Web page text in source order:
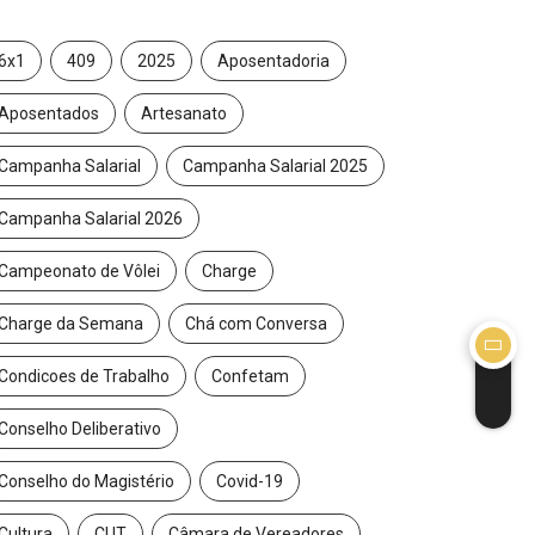
pelo PL da negociação coletiva...
2026
409 2025 Aposentadoria
Artesanato
Salarial Campanha Salarial 2025
Salarial 2026
de Vôlei Charge
da Semana Chá com Conversa
de Trabalho Confetam
Deliberativo
do Magistério Covid-19